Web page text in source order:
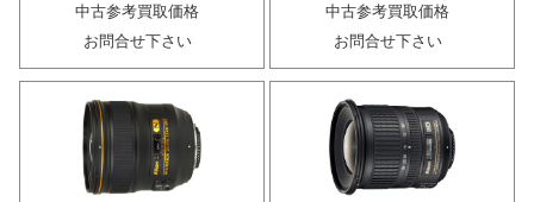
中古参考買取価格
お問合せ下さい
中古参考買取価格
お問合せ下さい